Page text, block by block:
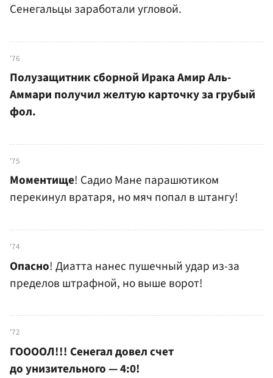
Сенегальцы заработали угловой.
'76
Полузащитник сборной Ирака Амир Аль-
Аммари получил желтую карточку за грубый
фол.
'75
Моментище! Садио Мане парашютиком
перекинул вратаря, но мяч попал в штангу!
'74
Опасно! Диатта нанес пушечный удар из-за
пределов штрафной, но выше ворот!
'72
ГООООЛ!!! Сенегал довел счет
до унизительного — 4:0!